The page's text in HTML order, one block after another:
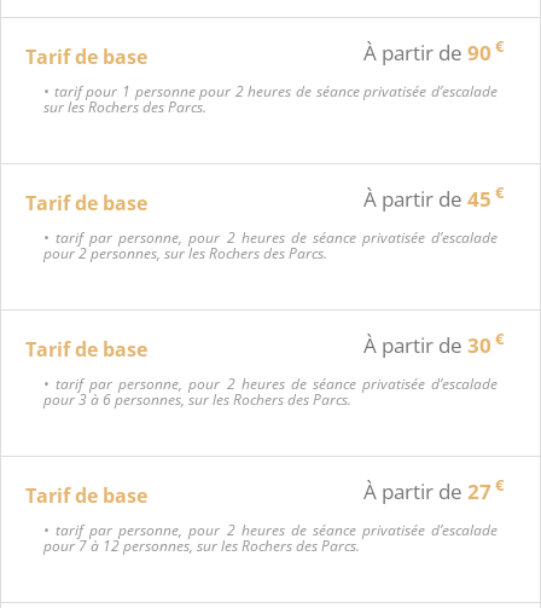
Tarif de base À partir de 90 €
• tarif pour 1 personne pour 2 heures de séance privatisée d’escalade
sur les Rochers des Parcs.
Tarif de base À partir de 45 €
• tarif par personne, pour 2 heures de séance privatisée d’escalade
pour 2 personnes, sur les Rochers des Parcs.
Tarif de base À partir de 30 €
• tarif par personne, pour 2 heures de séance privatisée d’escalade
pour 3 à 6 personnes, sur les Rochers des Parcs.
Tarif de base À partir de 27€
• tarif par personne, pour 2 heures de séance privatisée d’escalade
pour 7 à 12 personnes, sur les Rochers des Parcs.